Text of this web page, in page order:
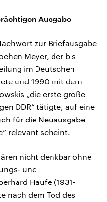
Ausgabe
zur Briefausgabe
Meyer, der bis
im Deutschen
und 1990 mit dem
„die erste große
DDR“ tätigte, auf eine
für die Neuausgabe
relevant scheint.
nicht denkbar ohne
und
Haufe (1931-
nach dem Tod des